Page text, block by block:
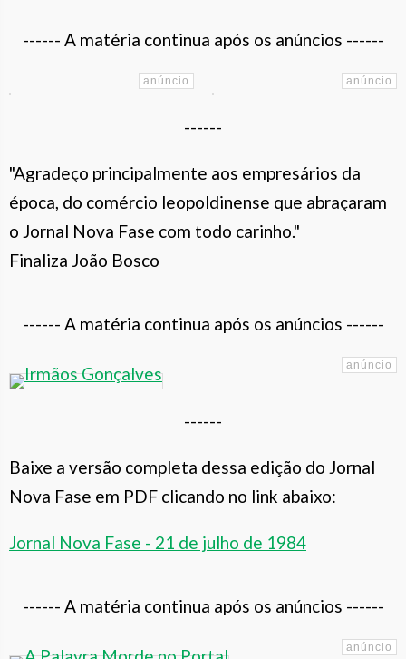
------ A matéria continua após os anúncios ------
------
"Agradeço principalmente aos empresários da
época, do comércio leopoldinense que abraçaram
o Jornal Nova Fase com todo carinho."
Finaliza João Bosco
------ A matéria continua após os anúncios ------
------
Baixe a versão completa dessa edição do Jornal
Nova Fase em PDF clicando no link abaixo:
Jornal Nova Fase - 21 de julho de 1984
------ A matéria continua após os anúncios ------